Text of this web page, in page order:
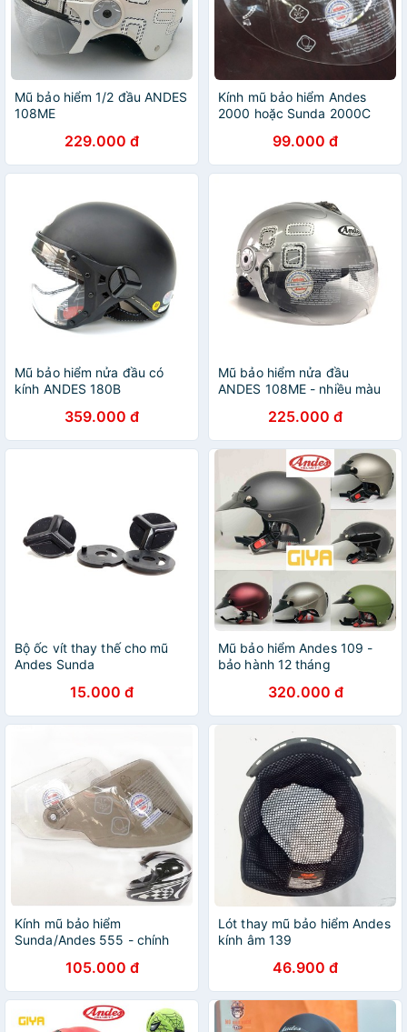
Mũ bảo hiểm 1/2 đầu ANDES
108ME
229.000 đ
Kính mũ bảo hiểm Andes
2000 hoặc Sunda 2000C
99.000 đ
Mũ bảo hiểm nửa đầu có
kính ANDES 180B
359.000 đ
Mũ bảo hiểm nửa đầu
ANDES 108ME - nhiều màu
225.000 đ
Bộ ốc vít thay thế cho mũ
Andes Sunda
15.000 đ
Mũ bảo hiểm Andes 109 -
bảo hành 12 tháng
320.000 đ
Kính mũ bảo hiểm
Sunda/Andes 555 - chính
105.000 đ
Lót thay mũ bảo hiểm Andes
kính âm 139
46.900 đ